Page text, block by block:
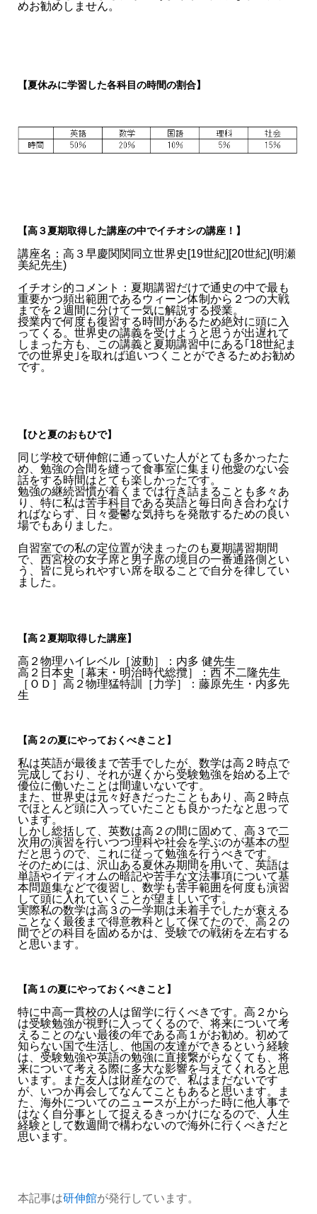
めお勧めしません。
【夏休みに学習した各科目の時間の割合】
【高３夏期取得した講座の中でイチオシの講座！】
講座名：高３早慶関関同立世界史[19世紀][20世紀](明瀬
美紀先生)
イチオシ的コメント：夏期講習だけで通史の中で最も
重要かつ頻出範囲であるウィーン体制から２つの大戦
までを２週間に分けて一気に解説する授業。
授業内で何度も復習する時間があるため絶対に頭に入
ってくる。世界史の講義を受けようと思うが出遅れて
しまった方も、この講義と夏期講習中にある｢18世紀ま
での世界史｣を取れば追いつくことができるためお勧め
です。
【ひと夏のおもひで】
同じ学校で研伸館に通っていた人がとても多かったた
め、勉強の合間を縫って食事室に集まり他愛のない会
話をする時間はとても楽しかったです。
勉強の継続習慣が着くまでは行き詰まることも多々あ
り、特に私は苦手科目である英語と毎日向き合わなけ
ればならず、日々憂鬱な気持ちを発散するための良い
場でもありました。
自習室での私の定位置が決まったのも夏期講習期間
で、西宮校の女子席と男子席の境目の一番通路側とい
う、皆に見られやすい席を取ることで自分を律してい
ました。
【高２夏期取得した講座】
高２物理ハイレベル［波動］：内多 健先生
高２日本史［幕末・明治時代総攬］：西 不二隆先生
［ＯＤ］高２物理猛特訓［力学］：藤原先生・内多先
生
【高２の夏にやっておくべきこと】
私は英語が最後まで苦手でしたが、数学は高２時点で
完成しており、それが遅くから受験勉強を始める上で
優位に働いたことは間違いないです。
また、世界史は元々好きだったこともあり、高２時点
でほとんど頭に入っていたことも良かったなと思って
います。
しかし総括して、英数は高２の間に固めて、高３で二
次用の演習を行いつつ理科や社会を学ぶのが基本の型
だと思うので、これに従って勉強を行うべきです。
そのためには、沢山ある夏休み期間を用いて、英語は
単語やイディオムの暗記や苦手な文法事項について基
本問題集などで復習し、数学も苦手範囲を何度も演習
して頭に入れていくことが望ましいです。
実際私の数学は高３の一学期は未着手でしたが衰える
ことなく最後まで得意教科として保てたので、高２の
間でどの科目を固めるかは、受験での戦術を左右する
と思います。
【高１の夏にやっておくべきこと】
特に中高一貫校の人は留学に行くべきです。高２から
は受験勉強が視野に入ってくるので、将来について考
えることのない最後の年である高１がお勧め。初めて
知らない国で生活し、他国の友達ができるという経験
は、受験勉強や英語の勉強に直接繋がらなくても、将
来について考える際に多大な影響を与えてくれると思
います。また友人は財産なので、私はまだないです
が、いつか再会してなんてこともあると思います。ま
た、海外についてのニュースが上がった時に他人事で
はなく自分事として捉えるきっかけになるので、人生
経験として数週間で構わないので海外に行くべきだと
思います。
本記事は研伸館が発行しています。